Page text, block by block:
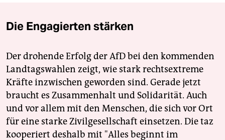
Die Engagierten stärken
Der drohende Erfolg der AfD bei den kommenden
Landtagswahlen zeigt, wie stark rechtsextreme
Kräfte inzwischen geworden sind. Gerade jetzt
braucht es Zusammenhalt und Solidarität. Auch
und vor allem mit den Menschen, die sich vor Ort
für eine starke Zivilgesellschaft einsetzen. Die taz
kooperiert deshalb mit "Alles beginnt im